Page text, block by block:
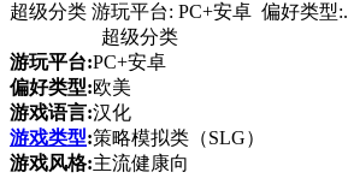
超级分类 游玩平台: PC+安卓 偏好类型
超级分类
游玩平台:PC+安卓
偏好类型:欧美
游戏语言:汉化
游戏类型:策略模拟类（SLG）
游戏风格:主流健康向